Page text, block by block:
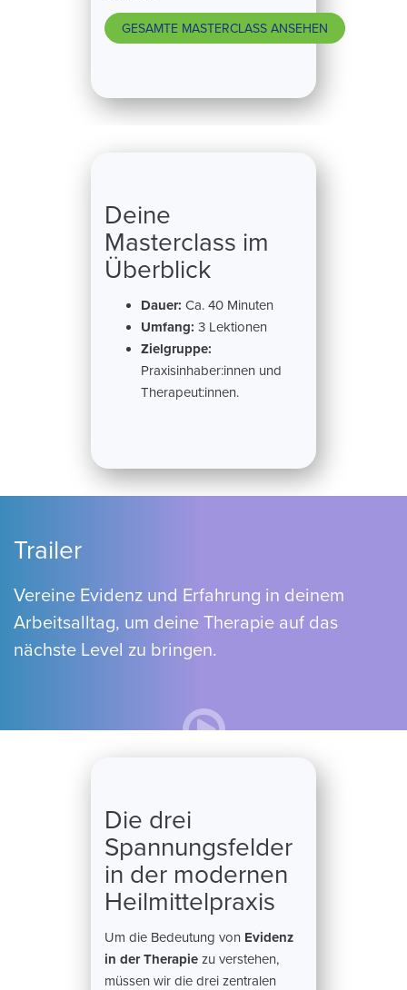
GESAMTE MASTERCLASS ANSEHEN
Deine
Masterclass im
Überblick
Dauer: Ca. 40 Minuten
Umfang: 3 Lektionen
Zielgruppe:
Praxisinhaber:innen und
Therapeut:innen.
Trailer
Vereine Evidenz und Erfahrung in deinem
Arbeitsalltag, um deine Therapie auf das
nächste Level zu bringen.
Die drei
Spannungsfelder
in der modernen
Heilmittelpraxis
Um die Bedeutung von Evidenz
in der Therapie zu verstehen,
müssen wir die drei zentralen